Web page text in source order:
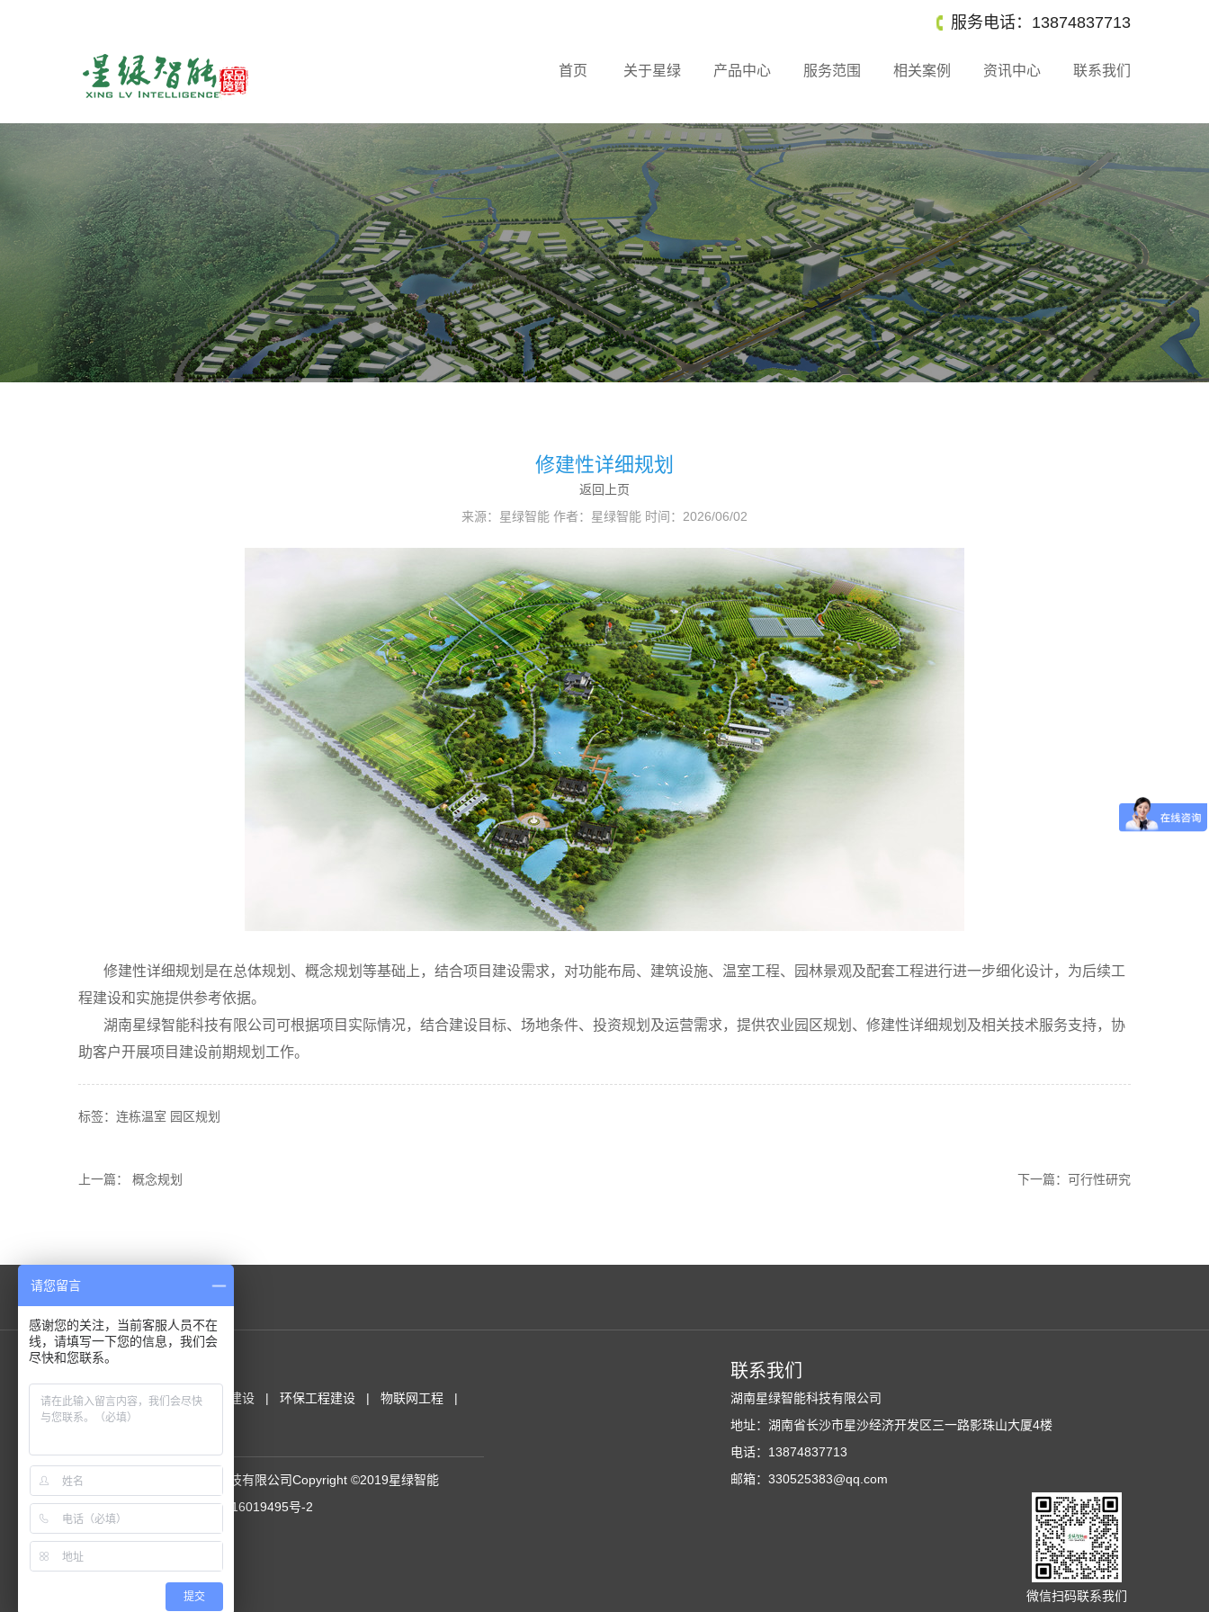
服务电话：13874837713
首页 关于星绿 产品中心 服务范围 相关案例 资讯中心 联系我们
修建性详细规划
返回上页
来源：星绿智能 作者：星绿智能 时间：2026/06/02
修建性详细规划是在总体规划、概念规划等基础上，结合项目建设需求，对功能布局、建筑设施、温室工程、园林景观及配套工程进行进一步细化设计，为后续工
程建设和实施提供参考依据。
湖南星绿智能科技有限公司可根据项目实际情况，结合建设目标、场地条件、投资规划及运营需求，提供农业园区规划、修建性详细规划及相关技术服务支持，协
助客户开展项目建设前期规划工作。
标签： 连栋温室 园区规划
上一篇： 概念规划 下一篇： 可行性研究
服务范围
农业规划咨询 温室工程建设 环保工程建设 物联网工程
版权所有：湖南星绿智能科技有限公司Copyright ©2019星绿智能
www.hnxinglv.com湘ICP备16019495号-2
联系我们
湖南星绿智能科技有限公司
地址：湖南省长沙市星沙经济开发区三一路影珠山大厦4楼
电话：13874837713
邮箱：330525383@qq.com
微信扫码联系我们
请您留言
感谢您的关注，当前客服人员不在
线，请填写一下您的信息，我们会
尽快和您联系。
提交